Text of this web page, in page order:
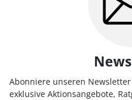
Abonniere unseren
exklusive Aktionsangebote,